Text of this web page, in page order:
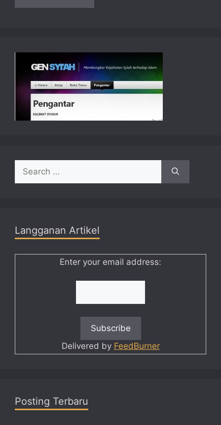
for:
Langganan Artikel
Enter your email address:
Delivered by FeedBurner
Posting Terbaru